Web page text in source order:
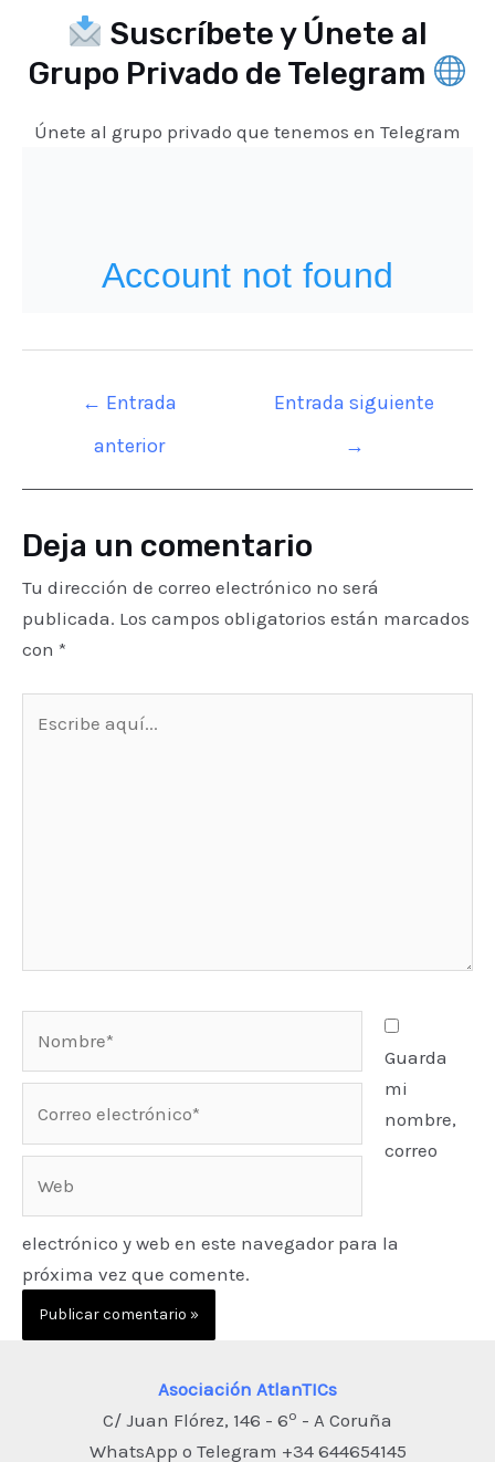
Suscríbete y Únete al
Grupo Privado de Telegram
Únete al grupo privado que tenemos en Telegram
Navegación
entradas
← Entrada
anterior
Entrada siguiente
→
Deja un comentario
Tu dirección de correo electrónico no será
publicada. Los campos obligatorios están marcados
con *
Guarda
mi
nombre,
correo
electrónico y web en este navegador para la
próxima vez que comente.
Asociación AtlanTICs
C/ Juan Flórez, 146 - 6o - A Coruña
WhatsApp o Telegram +34 644654145